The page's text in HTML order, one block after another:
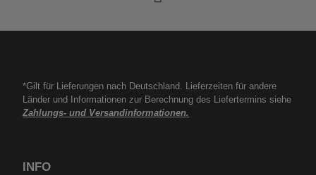
*Gilt für Lieferungen nach Deutschland. Lieferzeiten für andere
Länder und Informationen zur Berechnung des Liefertermins siehe
Zahlungs- und Versandinformationen.
INFO